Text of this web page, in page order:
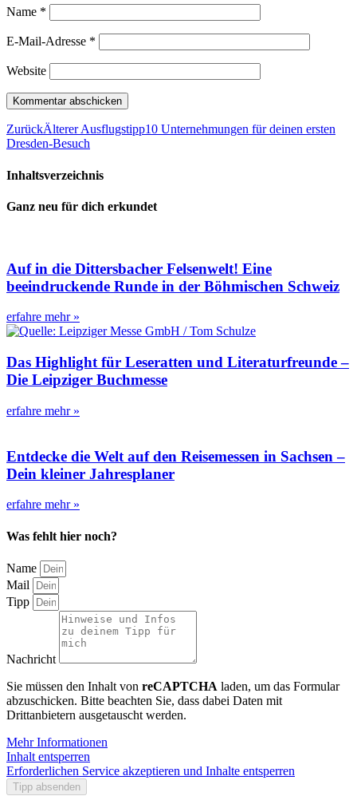
Name *
E-Mail-Adresse *
Website
ZurückÄlterer Ausflugstipp10 Unternehmungen für deinen ersten
Dresden-Besuch
Inhaltsverzeichnis
Ganz neu für dich erkundet
Auf in die Dittersbacher Felsenwelt! Eine
beeindruckende Runde in der Böhmischen Schweiz
erfahre mehr »
Das Highlight für Leseratten und Literaturfreunde –
Die Leipziger Buchmesse
erfahre mehr »
Entdecke die Welt auf den Reisemessen in Sachsen –
Dein kleiner Jahresplaner
erfahre mehr »
Was fehlt hier noch?
Name
Mail
Tipp
Nachricht
Sie müssen den Inhalt von reCAPTCHA laden, um das Formular
abzuschicken. Bitte beachten Sie, dass dabei Daten mit
Drittanbietern ausgetauscht werden.
Mehr Informationen
Inhalt entsperren
Erforderlichen Service akzeptieren und Inhalte entsperren
Tipp absenden